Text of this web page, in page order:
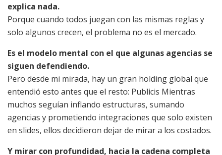
explica nada.
Porque cuando todos juegan con las mismas reglas y
solo algunos crecen, el problema no es el mercado.
Es el modelo mental con el que algunas agencias se
siguen defendiendo.
Pero desde mi mirada, hay un gran holding global que
entendió esto antes que el resto: Publicis Mientras
muchos seguían inflando estructuras, sumando
agencias y prometiendo integraciones que solo existen
en slides, ellos decidieron dejar de mirar a los costados.
Y mirar con profundidad, hacia la cadena completa